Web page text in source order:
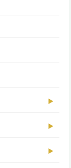
▶
▶
▶